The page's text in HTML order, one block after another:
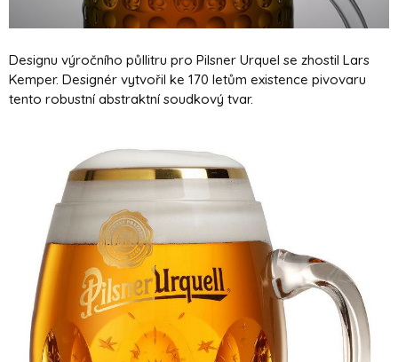
Designu výročního půllitru pro Pilsner Urquel se zhostil Lars
Kemper. Designér vytvořil ke 170 letům existence pivovaru
tento robustní abstraktní soudkový tvar.